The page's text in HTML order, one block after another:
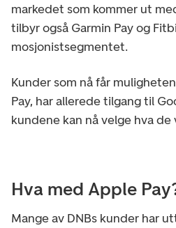
markedet som kommer ut
tilbyr også Garmin Pay og
mosjonistsegmentet.
Kunder som nå får
Pay, har allerede tilgang til
kundene kan nå velge hva de
Hva med Apple
Mange av DNBs kunder har